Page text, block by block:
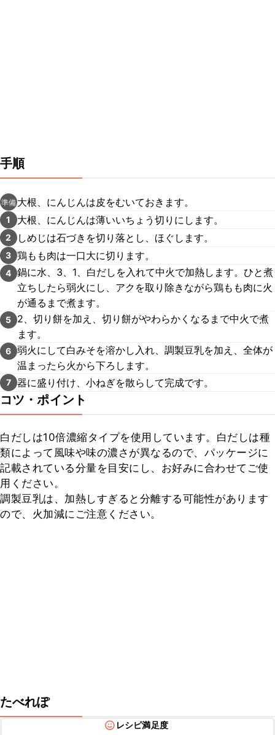
手順
準備 大根、にんじんは皮をむいておきます。
1 大根、にんじんは薄いいちょう切りにします。
2 しめじは石づきを切り落とし、ほぐします。
3 鶏もも肉は一口大に切ります。
4 鍋に水、3、1、白だしを入れて中火で加熱します。ひと煮
立ちしたら弱火にし、アクを取り除きながら鶏もも肉に火
が通るまで煮ます。
5
2、切り餅を加え、切り餅がやわらかくなるまで中火で煮
ます。
6 弱火にして白みそを溶かし入れ、調製豆乳を加え、全体が
温まったら火から下ろします。
7 器に盛り付け、小ねぎを散らして完成です。
コツ・ポイント
白だしは10倍濃縮タイプを使用しています。白だしは種
類によって風味や味の濃さが異なるので、パッケージに
記載されている分量を目安にし、お好みに合わせてご使
用ください。
調製豆乳は、加熱しすぎると分離する可能性があります
ので、火加減にご注意ください。
たべれぽ
レシピ満足度